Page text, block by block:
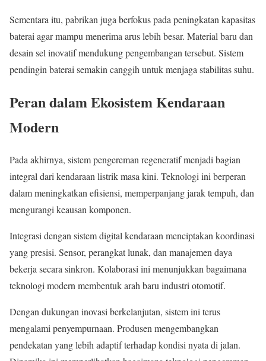
Sementara itu, pabrikan juga berfokus pada peningkatan kapasitas
baterai agar mampu menerima arus lebih besar. Material baru dan
desain sel inovatif mendukung pengembangan tersebut. Sistem
pendingin baterai semakin canggih untuk menjaga stabilitas suhu.
Peran dalam Ekosistem Kendaraan
Modern
Pada akhirnya, sistem pengereman regeneratif menjadi bagian
integral dari kendaraan listrik masa kini. Teknologi ini berperan
dalam meningkatkan efisiensi, memperpanjang jarak tempuh, dan
mengurangi keausan komponen.
Integrasi dengan sistem digital kendaraan menciptakan koordinasi
yang presisi. Sensor, perangkat lunak, dan manajemen daya
bekerja secara sinkron. Kolaborasi ini menunjukkan bagaimana
teknologi modern membentuk arah baru industri otomotif.
Dengan dukungan inovasi berkelanjutan, sistem ini terus
mengalami penyempurnaan. Produsen mengembangkan
pendekatan yang lebih adaptif terhadap kondisi nyata di jalan.